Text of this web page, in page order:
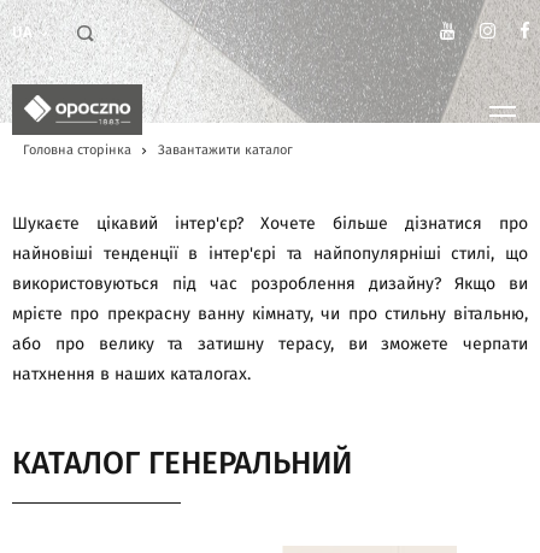
UA
Головна сторінка Завантажити каталог
Шукаєте цікавий інтер'єр? Хочете більше дізнатися про
найновіші тенденції в інтер'єрі та найпопулярніші стилі, що
використовуються під час розроблення дизайну? Якщо ви
мрієте про прекрасну ванну кімнату, чи про стильну вітальню,
або про велику та затишну терасу, ви зможете черпати
натхнення в наших каталогах.
КАТАЛОГ ГЕНЕРАЛЬНИЙ